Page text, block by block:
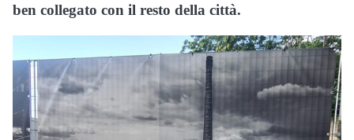
ben collegato con il resto della città.